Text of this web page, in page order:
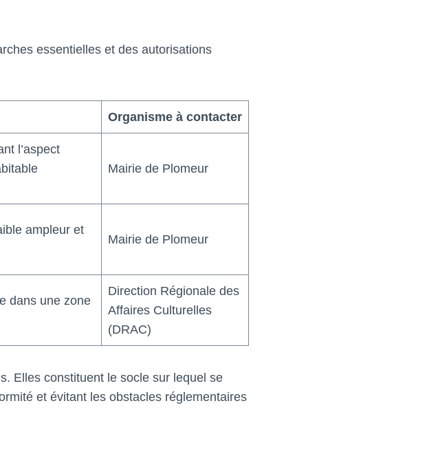
essentielles et des autorisations
Organisme à contacter
l’aspect
Mairie de Plomeur
ampleur et
Mairie de Plomeur
dans une zone
Direction Régionale des
Affaires Culturelles
(DRAC)
Elles constituent le socle sur lequel se
et évitant les obstacles réglementaires